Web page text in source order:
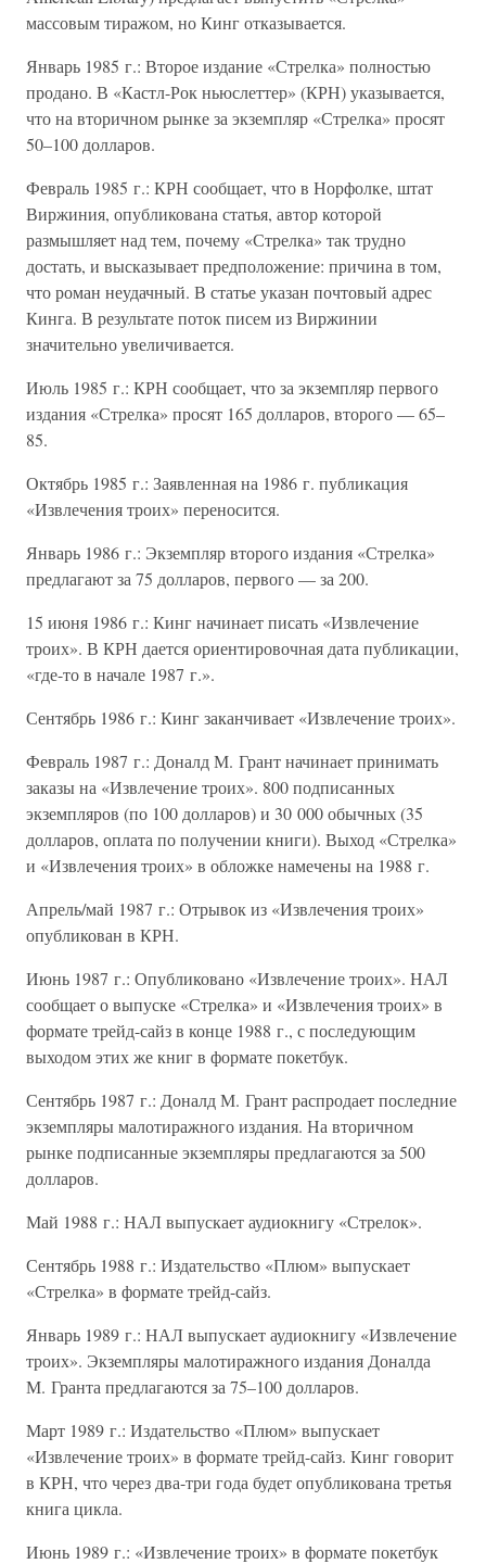
массовым тиражом, но Кинг отказывается.
Январь 1985 г.: Второе издание «Стрелка» полностью
продано. В «Кастл-Рок ньюслеттер» (КРН) указывается,
что на вторичном рынке за экземпляр «Стрелка» просят
50–100 долларов.
Февраль 1985 г.: КРН сообщает, что в Норфолке, штат
Виржиния, опубликована статья, автор которой
размышляет над тем, почему «Стрелка» так трудно
достать, и высказывает предположение: причина в том,
что роман неудачный. В статье указан почтовый адрес
Кинга. В результате поток писем из Виржинии
значительно увеличивается.
Июль 1985 г.: КРН сообщает, что за экземпляр первого
издания «Стрелка» просят 165 долларов, второго — 65–
85.
Октябрь 1985 г.: Заявленная на 1986 г. публикация
«Извлечения троих» переносится.
Январь 1986 г.: Экземпляр второго издания «Стрелка»
предлагают за 75 долларов, первого — за 200.
15 июня 1986 г.: Кинг начинает писать «Извлечение
троих». В КРН дается ориентировочная дата публикации,
«где-то в начале 1987 г.».
Сентябрь 1986 г.: Кинг заканчивает «Извлечение троих».
Февраль 1987 г.: Доналд М. Грант начинает принимать
заказы на «Извлечение троих». 800 подписанных
экземпляров (по 100 долларов) и 30 000 обычных (35
долларов, оплата по получении книги). Выход «Стрелка»
и «Извлечения троих» в обложке намечены на 1988 г.
Апрель/май 1987 г.: Отрывок из «Извлечения троих»
опубликован в КРН.
Июнь 1987 г.: Опубликовано «Извлечение троих». НАЛ
сообщает о выпуске «Стрелка» и «Извлечения троих» в
формате трейд-сайз в конце 1988 г., с последующим
выходом этих же книг в формате покетбук.
Сентябрь 1987 г.: Доналд М. Грант распродает последние
экземпляры малотиражного издания. На вторичном
рынке подписанные экземпляры предлагаются за 500
долларов.
Май 1988 г.: НАЛ выпускает аудиокнигу «Стрелок».
Сентябрь 1988 г.: Издательство «Плюм» выпускает
«Стрелка» в формате трейд-сайз.
Январь 1989 г.: НАЛ выпускает аудиокнигу «Извлечение
троих». Экземпляры малотиражного издания Доналда
М. Гранта предлагаются за 75–100 долларов.
Март 1989 г.: Издательство «Плюм» выпускает
«Извлечение троих» в формате трейд-сайз. Кинг говорит
в КРН, что через два-три года будет опубликована третья
книга цикла.
Июнь 1989 г.: «Извлечение троих» в формате покетбук